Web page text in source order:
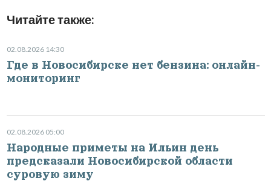
Читайте также:
02.08.2026 14:30
Где в Новосибирске нет бензина: онлайн-
мониторинг
02.08.2026 05:00
Народные приметы на Ильин день
предсказали Новосибирской области
суровую зиму